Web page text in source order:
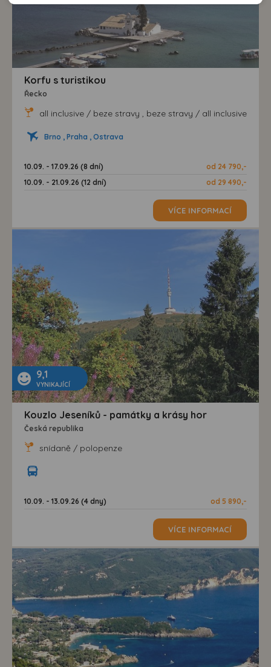
Korfu s turistikou
Řecko
all inclusive / beze stravy , beze stravy / all inclusive
Brno , Praha , Ostrava
10.09. - 17.09.26 (8 dní)
od 24 790,-
10.09. - 21.09.26 (12 dní)
od 29 490,-
VÍCE INFORMACÍ
9,1
VYNIKAJÍCÍ
Kouzlo Jeseníků - památky a krásy hor
Česká republika
snídaně / polopenze
10.09. - 13.09.26 (4 dny) od 5 890,-
VÍCE INFORMACÍ
našem webu, tak na webech třetích stran. Díky tomu
máme možnost vytvářet profily založené na Vašich
zájmech. Na základě těchto informací není zpravidla
možná bezprostřední identifikace uživatele. Bez vyjádření
souhlasu, nedojde k zobrazování obsahu a reklam
přizpůsobených Vašim zájmům.